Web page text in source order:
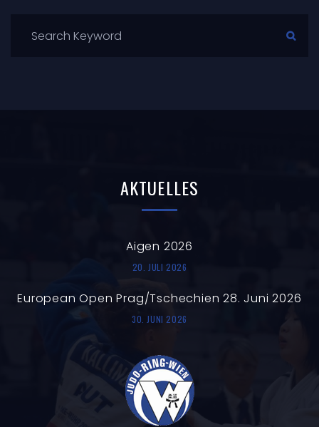
AKTUELLES
Aigen 2026
20. JULI 2026
European Open Prag/Tschechien 28. Juni 2026
30. JUNI 2026